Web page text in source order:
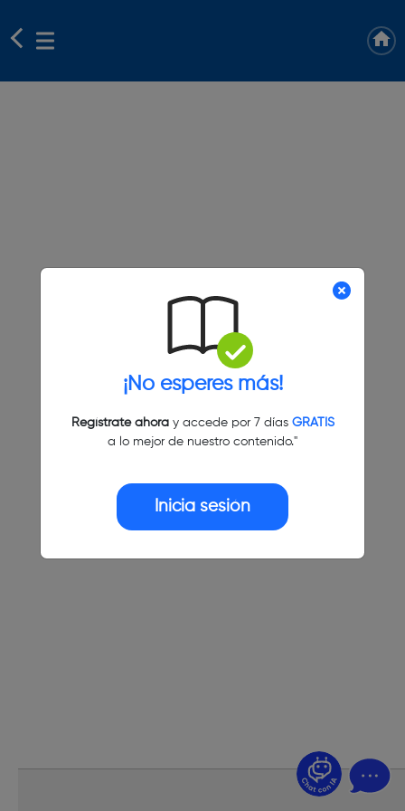
¡No esperes más!
Regístrate ahoray accede por 7 días GRATIS
a lo mejor de nuestro contenido."
Inicia sesión